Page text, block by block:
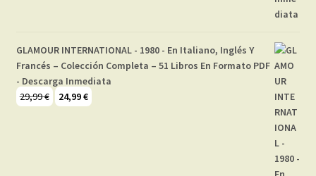
GLAMOUR INTERNATIONAL - 1980 - En Italiano, Inglés Y
Francés – Colección Completa – 51 Libros En Formato PDF
- Descarga Inmediata
29,99€
El24,99€